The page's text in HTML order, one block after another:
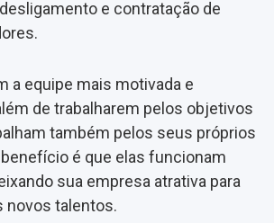
e contratação de
a equipe mais motivada e
de trabalharem pelos objetivos
também pelos seus próprios
é que elas funcionam
sua empresa atrativa para
novos talentos.